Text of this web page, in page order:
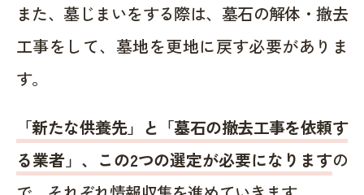
また、墓じまいをする際は、墓石の解体・撤去
工事をして、墓地を更地に戻す必要がありま
す。
「新たな供養先」と「墓石の撤去工事を依頼す
る業者」、この2つの選定が必要になりますの